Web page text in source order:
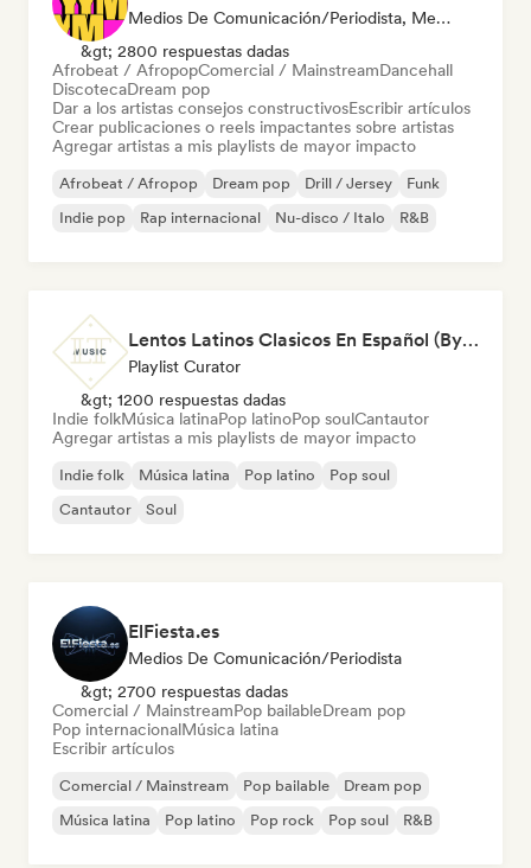
Medios De Comunicación/Periodista, Mentor, Playlist Curator, Social Media Influencer
&gt; 2800 respuestas dadas
Afrobeat / AfropopComercial / MainstreamDancehall
DiscotecaDream pop
Dar a los artistas consejos constructivosEscribir artículos
Crear publicaciones o reels impactantes sobre artistas
Agregar artistas a mis playlists de mayor impacto
Afrobeat / Afropop Dream pop Drill / Jersey
Funk
Indie pop
Rap internacional Nu-disco / Italo R&B
Lentos Latinos Clasicos En Español (By LTMusic)
Playlist Curator
&gt; 1200 respuestas dadas
Indie folkMúsica latinaPop latinoPop soulCantautor
Agregar artistas a mis playlists de mayor impacto
Indie folk Música latina Pop latino
Pop soul
Cantautor
Soul
ElFiesta.es
Medios De Comunicación/Periodista
&gt; 2700 respuestas dadas
Comercial / MainstreamPop bailableDream pop
Pop internacionalMúsica latina
Escribir artículos
Comercial / Mainstream Pop bailable
Dream pop
Música latina
Pop latino Pop rock Pop soul R&B